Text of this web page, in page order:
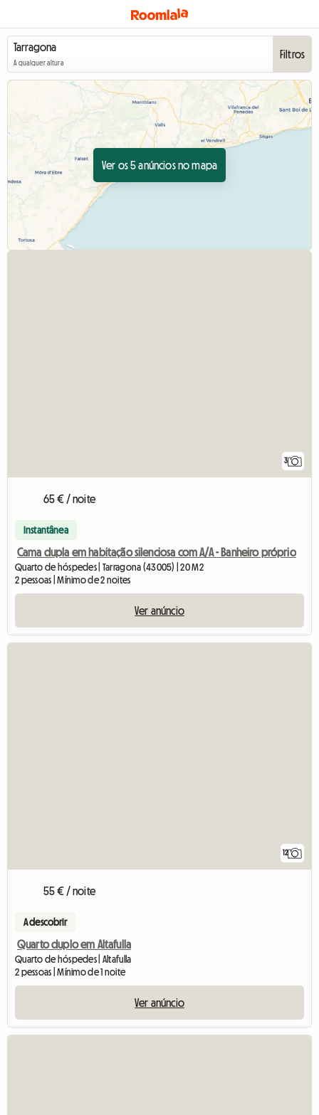
A qualquer altura
Filtros
Ver os 5 anúncios no mapa
3
65 € / noite
Instantânea
Cama dupla em habitação silenciosa com A/A - Banheiro próprio
Quarto de hóspedes | Tarragona (43005) | 20 M2
2 pessoas | Mínimo de 2 noites
Ver anúncio
12
55 € / noite
A descobrir
Quarto duplo em Altafulla
Quarto de hóspedes | Altafulla
2 pessoas | Mínimo de 1 noite
Ver anúncio